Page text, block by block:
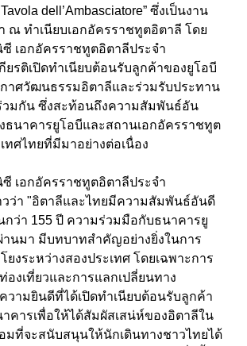
dell’Ambasciatore” ซึ่งเป็นงาน
ณ ทำเนียบเอกอัครราชทูตอิตาลี โดย
ซี เอกอัครราชทูตอิตาลีประจำ
ยรติเปิดทำเนียบต้อนรับลูกค้าของยูโอบี
กาศวัฒนธรรมอิตาลีและร่วมรับประทาน
วมกัน ซึ่งสะท้อนถึงความสัมพันธ์อัน
ธนาคารยูโอบีและสถานเอกอัครราชทูต
ทศไทยที่มีมาอย่างต่อเนื่อง
ซี เอกอัครราชทูตอิตาลีประจำ
วว่า "อิตาลีและไทยมีความสัมพันธ์อันดี
ว่า 155 ปี ความร่วมมือกับธนาคารยู
นมา มีบทบาทสำคัญอย่างยิ่งในการ
ยงระหว่างสองประเทศ โดยเฉพาะการ
องเที่ยวและการแลกเปลี่ยนทาง
วามยินดีที่ได้เปิดทำเนียบต้อนรับลูกค้า
คารเพื่อให้ได้สัมผัสเสน่ห์ของอิตาลีใน
มที่จะสนับสนุนให้นักเดินทางชาวไทยได้